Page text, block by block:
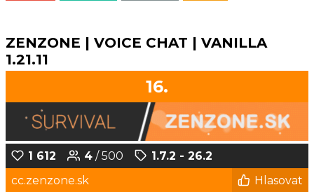
ZENZONE | VOICE CHAT | VANILLA
1.21.11
16.
1 612 4 / 500
1.7.2 - 26.2
cc.zenzone.sk
Hlasovat